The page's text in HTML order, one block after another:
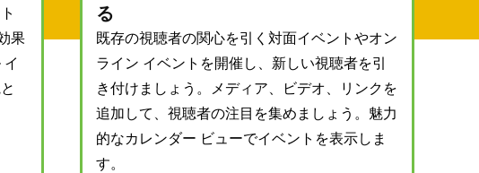
果
る
既存の視聴者の関心を引く対面イベントやオン
ライン イベントを開催し、新しい視聴者を引
き付けましょう。メディア、ビデオ、リンクを
追加して、視聴者の注目を集めましょう。魅力
的なカレンダー ビューでイベントを表示しま
す。